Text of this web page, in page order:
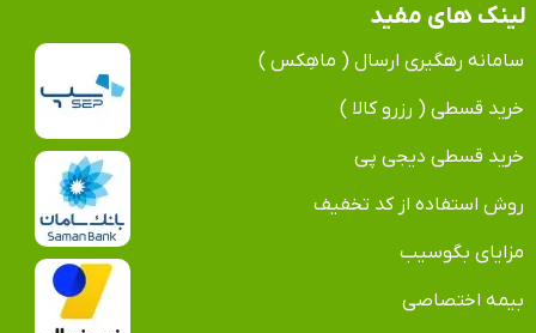
لینک های مفید
سامانه رهگیری ارسال ( ماهِکس )
خرید قسطی ( رزرو کالا )
خرید قسطی دیجی پی
روش استفاده از کد تخفیف
مزایای بگوسیب
بیمه اختصاصی